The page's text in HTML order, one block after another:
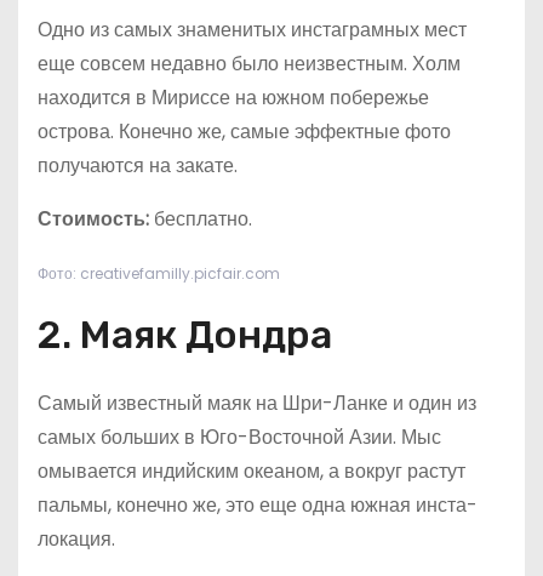
Одно из самых знаменитых инстаграмных мест
еще совсем недавно было неизвестным. Холм
находится в Мириссе на южном побережье
острова. Конечно же, самые эффектные фото
получаются на закате.
Стоимость: бесплатно.
Фото: creativefamilly.picfair.com
2. Маяк Дондра
Самый известный маяк на Шри-Ланке и один из
самых больших в Юго-Восточной Азии. Мыс
омывается индийским океаном, а вокруг растут
пальмы, конечно же, это еще одна южная инста-
локация.